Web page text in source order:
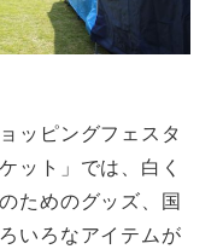
ッピングフェスタ
ット」では、白く
ためのグッズ、国
いろなアイテムが